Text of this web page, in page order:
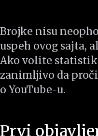
Brojke nisu
uspeh ovog sajta,
Ako volite
zanimljivo da
o YouTube-u.
Prvi